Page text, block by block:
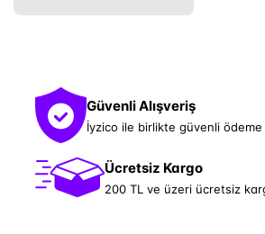
Güvenli Alışveriş
İyzico ile birlikte güvenli ödeme
Ücretsiz Kargo
200 TL ve üzeri ücretsiz